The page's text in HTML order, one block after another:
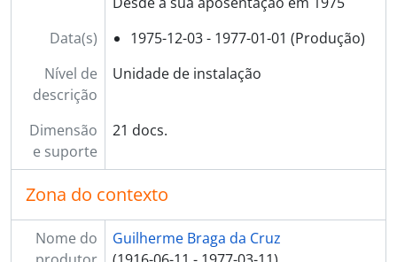
Data(s)
1975-12-03 - 1977-01-01 (Produção)
Nível de
descrição
Unidade de instalação
Dimensão
e suporte
21 docs.
Zona do contexto
Nome do
Guilherme Braga da Cruz